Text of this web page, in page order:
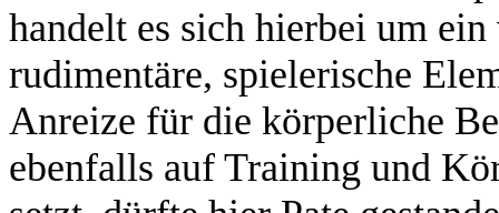
handelt es sich hierbei um
rudimentäre, spielerische
Anreize für die körperliche
ebenfalls auf Training und